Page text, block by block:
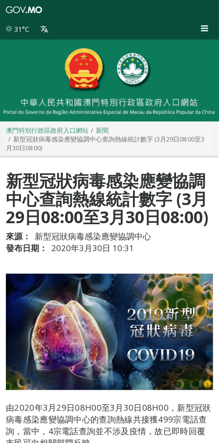
別
31°C
澳門特別行政區政府入口網站
新聞
新型冠狀病毒感染應變協調中心查詢熱線統計數字 (3月29日08:00至3
月30日08:00)
新型冠狀病毒感染應變協調
中心查詢熱線統計數字 (3月
29日08:00至3月30日08:00)
來源：
新型冠狀病毒感染應變協調中心
發布日期：
2020年3月30日 10:31
由2020年3月29日08H00至3月30日08H00，新型冠狀
病毒感染應變協調中心的查詢熱線共接獲499宗電話查
詢，當中，4宗電話查詢並不涉及疫情，故已即時回覆